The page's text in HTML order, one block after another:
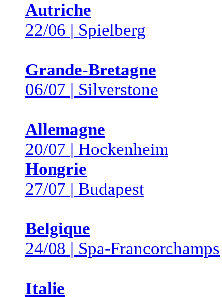
Autriche
22/06 | Spielberg
Grande-Bretagne
06/07 | Silverstone
Allemagne
20/07 | Hockenheim
Hongrie
27/07 | Budapest
Belgique
24/08 | Spa-Francorchamps
Italie